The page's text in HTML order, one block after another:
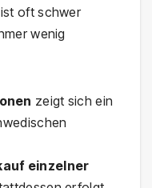
oft schwer
wenig
zeigt sich ein
einzelner